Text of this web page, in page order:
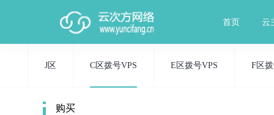
首页 云
J区 C区拨号VPS E区拨号VPS F区
购买